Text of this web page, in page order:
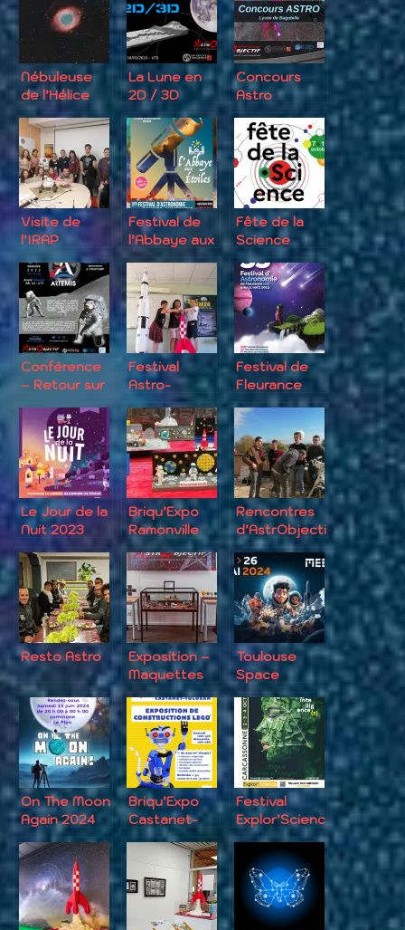
Nébuleuse
de l’Hélice
La Lune en
2D / 3D
Concours
Astro
Visite de
l’IRAP
Festival de
l’Abbaye aux
Étoiles
Fête de la
Science
2022 – JPO
de l’IRAP
Conférence
– Retour sur
Festival
Astro-
Jeunes 2023
Festival de
Fleurance
2023
Le Jour de la
Nuit 2023
Briqu’Expo
Ramonville
2023
Rencontres
d’AstrObjecti
f 2023
Resto Astro
Exposition –
Maquettes
d’Espace
Toulouse
Space
Festival 2024
On The Moon
Again 2024
Briqu’Expo
Castanet-
Tolosan 2024
Festival
Explor’Scienc
e
Carcassonne
2025